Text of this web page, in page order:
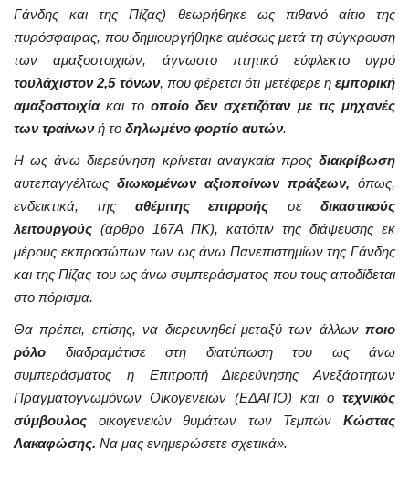
Γάνδης και της Πίζας) θεωρήθηκε ως πιθανό αίτιο της
πυρόσφαιρας, που δημιουργήθηκε αμέσως μετά τη σύγκρουση
των αμαξοστοιχιών, άγνωστο πτητικό εύφλεκτο υγρό
τουλάχιστον 2,5 τόνων, που φέρεται ότι μετέφερε η εμπορική
αμαξοστοιχίακαι το οποίο δεν σχετιζόταν με τις μηχανές
των τραίνωνή το δηλωμένο φορτίο αυτών.
Η ως άνω διερεύνηση κρίνεται αναγκαία προς διακρίβωση
αυτεπαγγέλτως διωκομένων αξιοποίνων πράξεων, όπως,
ενδεικτικά, της αθέμιτης επιρροής σεδικαστικούς
λειτουργούς (άρθρο 167Α ΠΚ), κατόπιν της διάψευσης εκ
μέρους εκπροσώπων των ως άνω Πανεπιστημίων της Γάνδης
και της Πίζας του ως άνω συμπεράσματος που τους αποδίδεται
στο πόρισμα.
Θα πρέπει, επίσης, να διερευνηθεί μεταξύ των άλλων ποιο
ρόλο διαδραμάτισε στη διατύπωση του ως άνω
συμπεράσματος η Επιτροπή Διερεύνησης Ανεξάρτητων
Πραγματογνωμόνων Οικογενειών (ΕΔΑΠΟ) και ο τεχνικός
σύμβουλος οικογενειών θυμάτων των Τεμπών Κώστας
Λακαφώσης. Να μας ενημερώσετε σχετικά».